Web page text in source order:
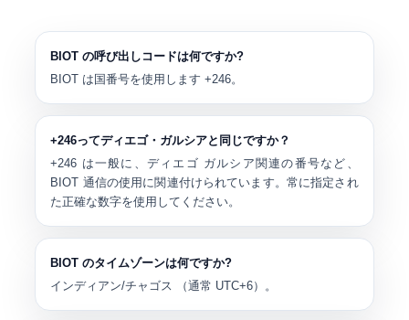
BIOT の呼び出しコードは何ですか?
BIOT は国番号を使用します+246。
+246ってディエゴ・ガルシアと同じですか？
+246 は一般に、ディエゴ ガルシア関連の番号など、
BIOT 通信の使用に関連付けられています。常に指定され
た正確な数字を使用してください。
BIOT のタイムゾーンは何ですか?
インディアン/チャゴス （通常 UTC+6）。